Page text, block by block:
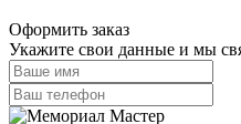
Оформить заказ
Укажите свои данные и мы